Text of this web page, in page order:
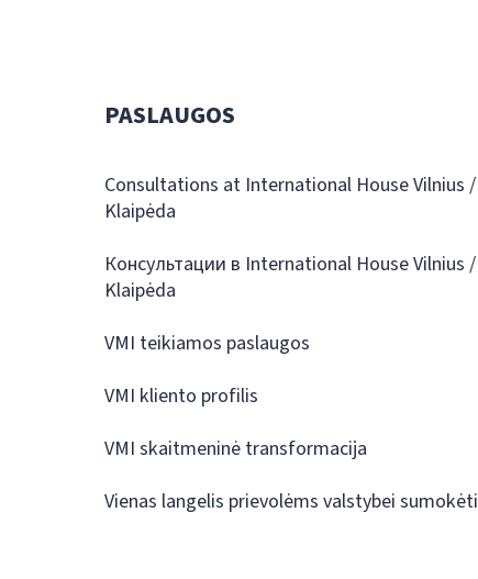
PASLAUGOS
Consultations at International House Vilnius /
Klaipėda
Консультации в International House Vilnius /
Klaipėda
VMI teikiamos paslaugos
VMI kliento profilis
VMI skaitmeninė transformacija
Vienas langelis prievolėms valstybei sumokėti